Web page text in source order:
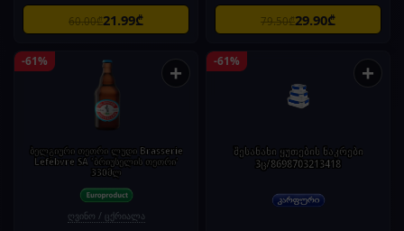
60.00₾21.99₾ 79.50₾29.90₾
-61% +
ბელგიური თეთრი ლუდი Brasserie
Lefèbvre SA 'ბრიუსელის თეთრი'
330მლ
ღვინო / ცქრიალა
-61% +
შესანახი ყუთების ნაკრები
3ც/8698703213418